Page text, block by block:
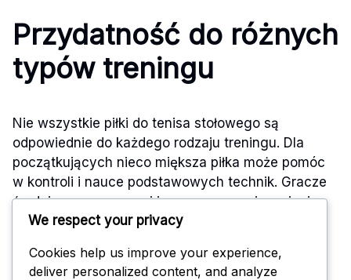
Przydatność do różnych
typów treningu
Nie wszystkie piłki do tenisa stołowego są
odpowiednie do każdego rodzaju treningu. Dla
początkujących nieco miększa piłka może pomóc
w kontroli i nauce podstawowych technik. Gracze
średniozaawansowani i zaawansowani powinni
wybierać piłki, które naśladują standardy
umiejętności.
We respect your privacy
Cookies help us improve your experience,
deliver personalized content, and analyze